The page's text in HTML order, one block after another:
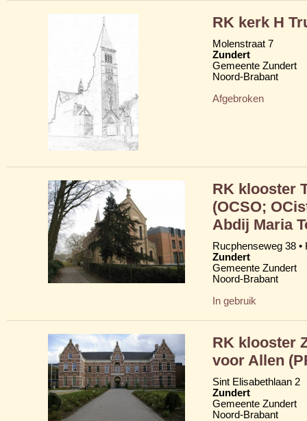
RK kerk H
Molenstraat 7
Zundert
Gemeente Zundert
Noord-Brabant
Afgebroken
RK klooster
(OCSO;
Abdij Maria
Rucphenseweg 38 •
Zundert
Gemeente Zundert
Noord-Brabant
In gebruik
RK klooster
voor Allen
Sint Elisabethlaan 2
Zundert
Gemeente Zundert
Noord-Brabant